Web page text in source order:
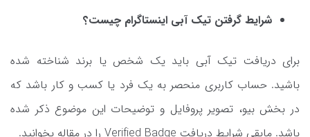
شرایط گرفتن تیک آبی اینستاگرام چیست؟
برای دریافت تیک آبی باید یک شخص یا برند شناخته شده
باشید. حساب کاربری منحصر به یک فرد یا کسب و کار باشد که
در بخش بیو، تصویر پروفایل و توضیحات این موضوع ذکر شده
باشد. مابقی شرایط دریافت Verified Badge را در مقاله بخوانید.